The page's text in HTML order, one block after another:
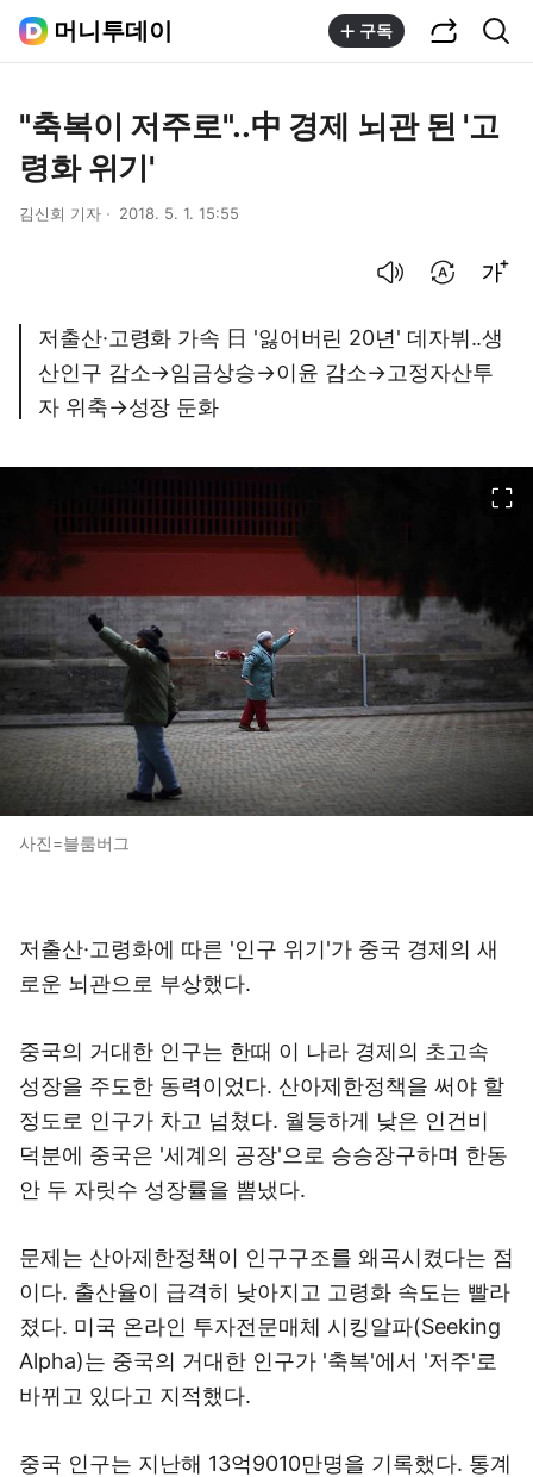
머니투데이 구독
"축복이 저주로"..中 경제 뇌관 된 '고
령화 위기'
김신회 기자 2018. 5. 1. 15:55
저출산·고령화 가속 日 '잃어버린 20년' 데자뷔..생
산인구 감소→임금상승→이윤 감소→고정자산투
자 위축→성장 둔화
사진=블룸버그
저출산·고령화에 따른 '인구 위기'가 중국 경제의 새
로운 뇌관으로 부상했다.
중국의 거대한 인구는 한때 이 나라 경제의 초고속
성장을 주도한 동력이었다. 산아제한정책을 써야 할
정도로 인구가 차고 넘쳤다. 월등하게 낮은 인건비
덕분에 중국은 '세계의 공장'으로 승승장구하며 한동
안 두 자릿수 성장률을 뽐냈다.
문제는 산아제한정책이 인구구조를 왜곡시켰다는 점
이다. 출산율이 급격히 낮아지고 고령화 속도는 빨라
졌다. 미국 온라인 투자전문매체 시킹알파(Seeking
Alpha)는 중국의 거대한 인구가 '축복'에서 '저주'로
바뀌고 있다고 지적했다.
중국 인구는 지난해 13억9010만명을 기록했다. 통계